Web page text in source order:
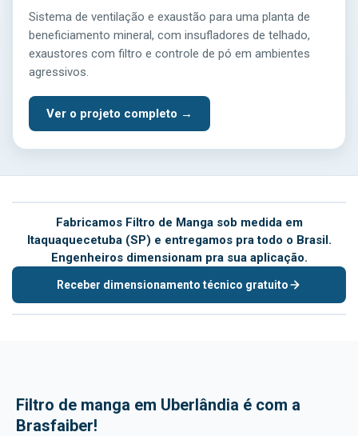
Sistema de ventilação e exaustão para uma planta de
beneficiamento mineral, com insufladores de telhado,
exaustores com filtro e controle de pó em ambientes
agressivos.
Ver o projeto completo →
Fabricamos Filtro de Manga sob medida em
Itaquaquecetuba (SP) e entregamos pra todo o Brasil.
Engenheiros dimensionam pra sua aplicação.
Receber dimensionamento técnico gratuito
Filtro de manga em Uberlândia é com a
Brasfaiber!